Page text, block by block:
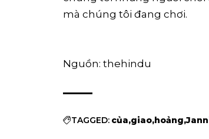
mà chúng tôi đang chơi.
Nguồn: thehindu
TAGGED: của giao hoảng